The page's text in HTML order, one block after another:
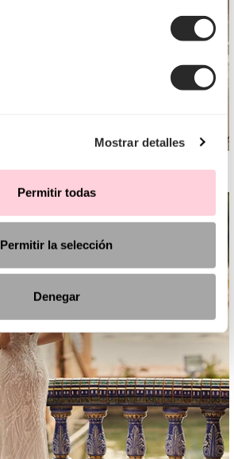
Mostrar detalles
Permitir todas
Permitir la selección
Denegar